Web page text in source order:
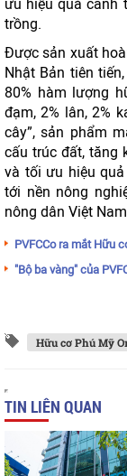
ưu hiệu quả canh
trồng.
Được sản xuất
Nhật Bản tiên
80% hàm lượng
đạm, 2% lân, 2%
cây”, sản phẩm
cấu trúc đất, tăng
và tối ưu hiệu
tới nền nông
nông dân Việt
PVFCCo ra mắt Hữu
"Bộ ba vàng" của
Hữu cơ Phú Mỹ
TIN LIÊN QUAN